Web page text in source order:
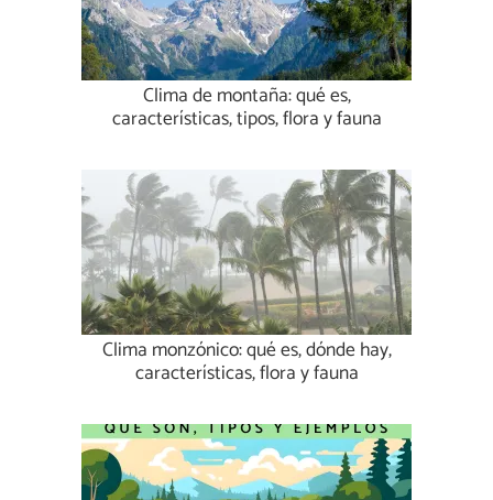
Clima de montaña: qué es,
características, tipos, flora y fauna
Clima monzónico: qué es, dónde hay,
características, flora y fauna